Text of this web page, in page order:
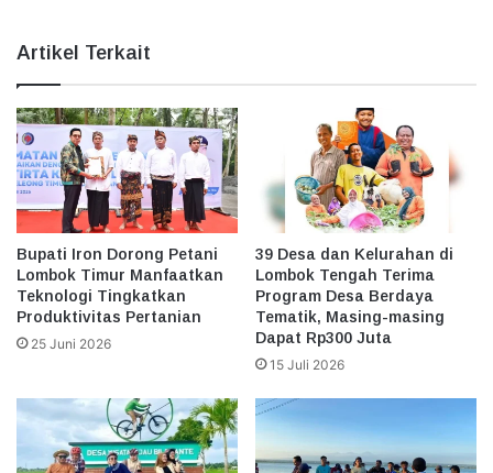
Artikel Terkait
Bupati Iron Dorong Petani
Lombok Timur Manfaatkan
Teknologi Tingkatkan
Produktivitas Pertanian
25 Juni 2026
39 Desa dan Kelurahan di
Lombok Tengah Terima
Program Desa Berdaya
Tematik, Masing-masing
Dapat Rp300 Juta
15 Juli 2026